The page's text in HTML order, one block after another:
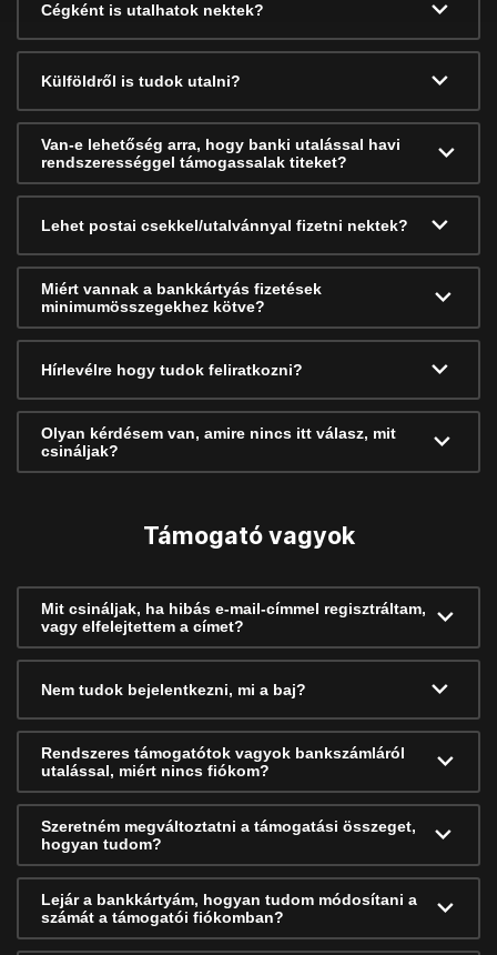
Cégként is utalhatok nektek?
Külföldről is tudok utalni?
Van-e lehetőség arra, hogy banki utalással havi
rendszerességgel támogassalak titeket?
Lehet postai csekkel/utalvánnyal fizetni nektek?
Miért vannak a bankkártyás fizetések
minimumösszegekhez kötve?
Hírlevélre hogy tudok feliratkozni?
Olyan kérdésem van, amire nincs itt válasz, mit
csináljak?
Támogató vagyok
Mit csináljak, ha hibás e-mail-címmel regisztráltam,
vagy elfelejtettem a címet?
Nem tudok bejelentkezni, mi a baj?
Rendszeres támogatótok vagyok bankszámláról
utalással, miért nincs fiókom?
Szeretném megváltoztatni a támogatási összeget,
hogyan tudom?
Lejár a bankkártyám, hogyan tudom módosítani a
számát a támogatói fiókomban?